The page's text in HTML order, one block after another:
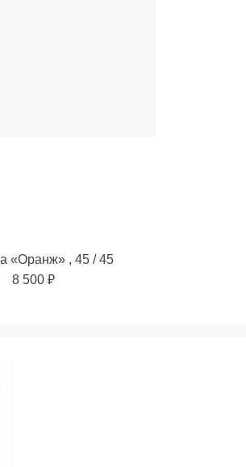
«Оранж» , 45 / 45
8 500 ₽